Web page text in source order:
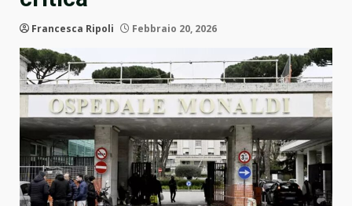
Francesca Ripoli Febbraio 20, 2026